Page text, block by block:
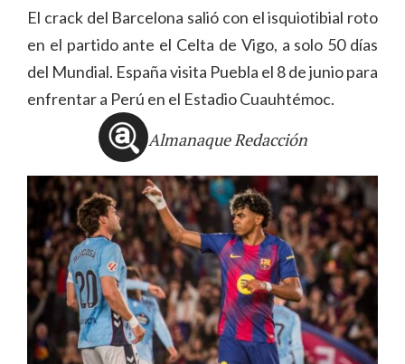
El crack del Barcelona salió con el isquiotibial roto
en el partido ante el Celta de Vigo, a solo 50 días
del Mundial. España visita Puebla el 8 de junio para
enfrentar a Perú en el Estadio Cuauhtémoc.
Almanaque Redacción